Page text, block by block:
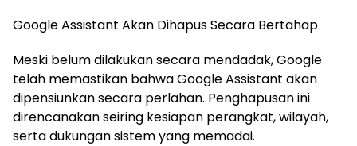
Google Assistant Akan Dihapus Secara Bertahap
Meski belum dilakukan secara mendadak, Google
telah memastikan bahwa Google Assistant akan
dipensiunkan secara perlahan. Penghapusan ini
direncanakan seiring kesiapan perangkat, wilayah,
serta dukungan sistem yang memadai.